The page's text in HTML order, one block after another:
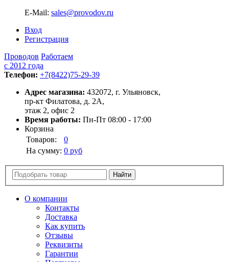
E-Mail: sales@provodov.ru
Вход
Регистрация
Проводов Работаем
с 2012 года
Телефон: +7(8422)75-29-39
Адрес магазина: 432072, г. Ульяновск,
пр-кт Филатова, д. 2А,
этаж 2, офис 2
Время работы: Пн-Пт 08:00 - 17:00
Корзина
Товаров:
0
На сумму: 0 руб
О компании
Контакты
Доставка
Как купить
Отзывы
Реквизиты
Гарантии